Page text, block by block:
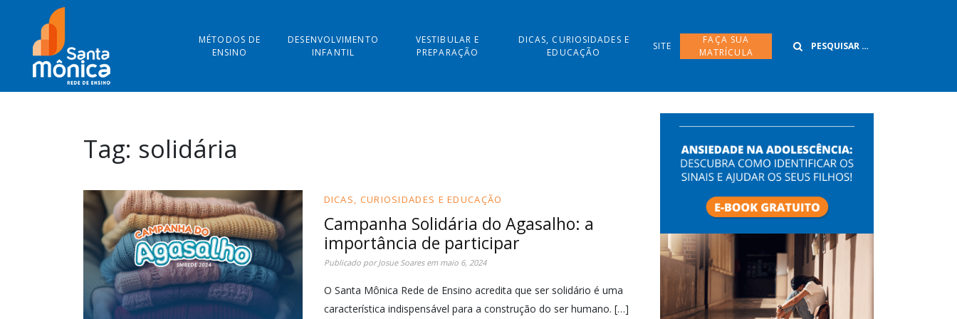
MÉTODOS DE
ENSINO
DESENVOLVIMENTO
INFANTIL
VESTIBULAR E
PREPARAÇÃO
DICAS, CURIOSIDADES E
EDUCAÇÃO
SITE
FAÇA SUA
MATRÍCULA
Tag: solidária
DICAS, CURIOSIDADES E EDUCAÇÃO
Campanha Solidária do Agasalho: a
importância de participar
Publicado porJosue Soaresem maio 6, 2024
O Santa Mônica Rede de Ensino acredita que ser solidário é uma
característica indispensável para a construção do ser humano. […]